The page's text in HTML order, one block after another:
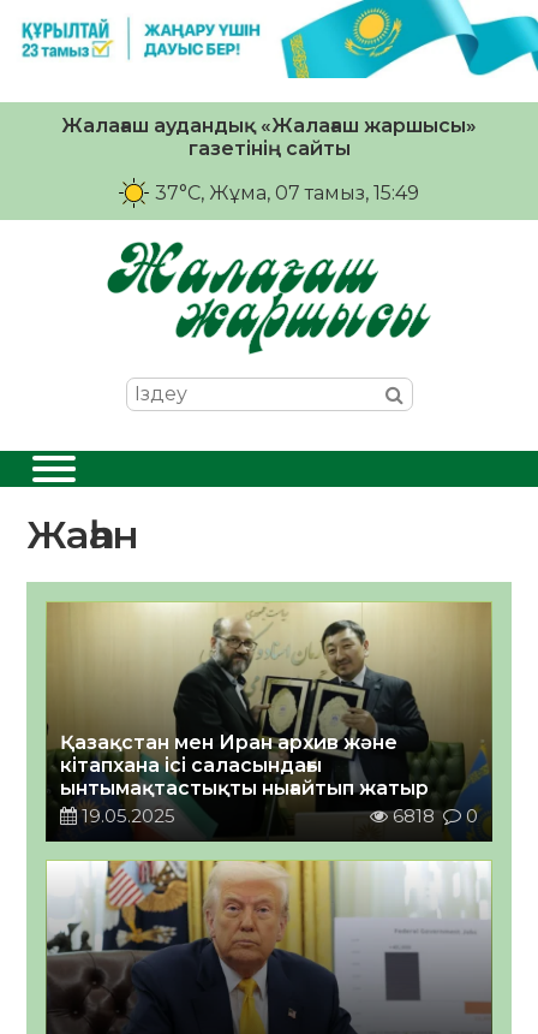
Жалағаш аудандық «Жалағаш жаршысы»
газетінің сайты
37°C, Жұма, 07 тамыз, 15:49
Жаһан
Қазақстан мен Иран архив және
кітапхана ісі саласындағы
ынтымақтастықты нығайтып жатыр
19.05.2025
6818 0